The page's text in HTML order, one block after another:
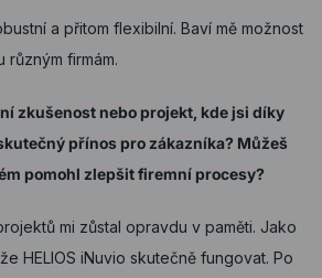
a přitom flexibilní. Baví mě možnost
různým firmám.
zkušenost nebo projekt, kde jsi díky
přínos pro zákazníka? Můžeš
pomohl zlepšit firemní procesy?
mi zůstal opravdu v paměti. Jako
HELIOS iNuvio skutečně fungovat. Po